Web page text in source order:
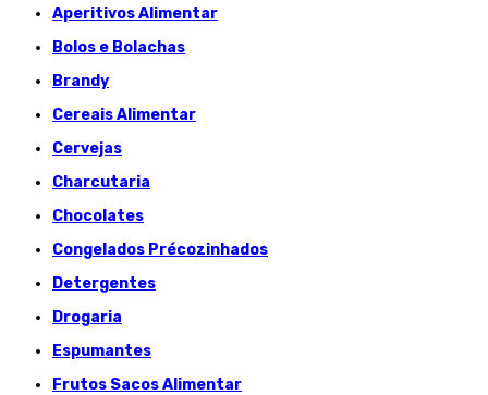
Aperitivos Alimentar
Bolos e Bolachas
Brandy
Cereais Alimentar
Cervejas
Charcutaria
Chocolates
Congelados Précozinhados
Detergentes
Drogaria
Espumantes
Frutos Sacos Alimentar